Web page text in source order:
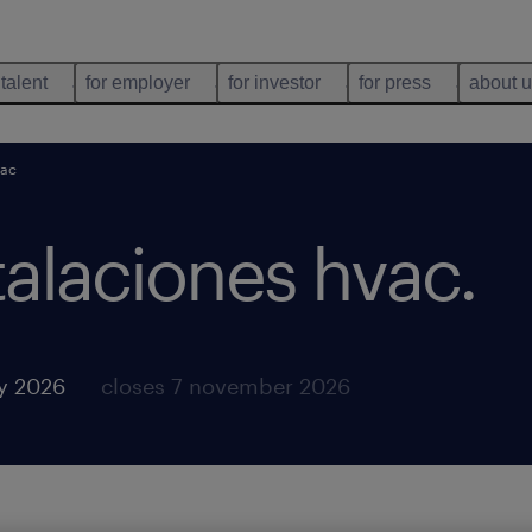
for employer for investor for press about
hvac.
2026 closes 7 november 2026